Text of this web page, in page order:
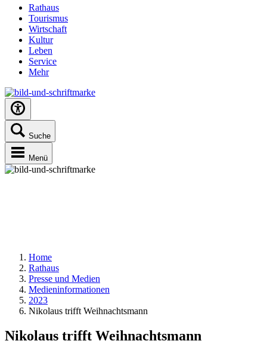
Rathaus
Tourismus
Wirtschaft
Kultur
Leben
Service
Mehr
Suche
Menü
Home
Rathaus
Presse und Medien
Medieninformationen
2023
Nikolaus trifft Weihnachtsmann
Nikolaus trifft Weihnachtsmann